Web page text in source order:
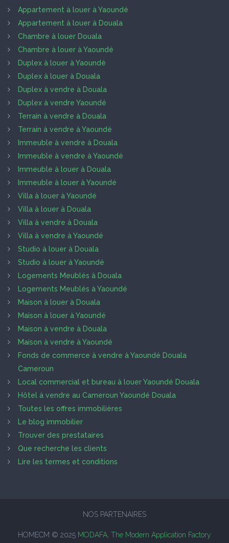
Appartement à louer à Yaoundé
Appartement à louer à Douala
Chambre à louer Douala
Chambre à louer à Yaoundé
Duplex à louer à Yaoundé
Duplex à louer à Douala
Duplex à vendre à Douala
Duplex à vendre Yaoundé
Terrain à vendre à Douala
Terrain à vendre à Yaoundé
Immeuble à vendre à Douala
Immeuble à vendre à Yaoundé
Immeuble à louer à Douala
Immeuble à louer à Yaoundé
Villa à louer à Yaoundé
Villa à louer à Douala
Villa à vendre à Douala
Villa à vendre à Yaoundé
Studio à louer à Douala
Studio à louer à Yaoundé
Logements Meublés à Douala
Logements Meublés à Yaoundé
Maison à louer à Douala
Maison à louer à Yaoundé
Maison à vendre à Douala
Maison à vendre à Yaoundé
Fonds de commerce à vendre à Yaoundé Douala
Cameroun
Local commercial et bureau à louer Yaoundé Douala
Hôtel à vendre au Cameroun Yaoundé Douala
Toutes les offres immobilières
Le blog immobilier
Trouver des prestataires
Que recherche les clients
Lire les termes et conditions
NOS PARTENAIRES
HOMECM © 2025 MODAFA, The Modern Application Factory